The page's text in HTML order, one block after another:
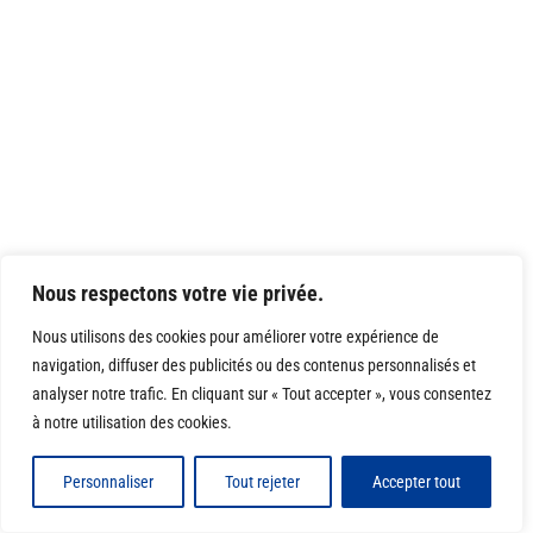
Nous respectons votre vie privée.
Nous utilisons des cookies pour améliorer votre expérience de
navigation, diffuser des publicités ou des contenus personnalisés et
analyser notre trafic. En cliquant sur « Tout accepter », vous consentez
à notre utilisation des cookies.
Personnaliser Tout rejeter Accepter tout